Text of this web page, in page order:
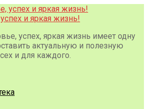
и яркая жизнь!
успех, яркая жизнь имеет одну
актуальную и полезную
и для каждого.